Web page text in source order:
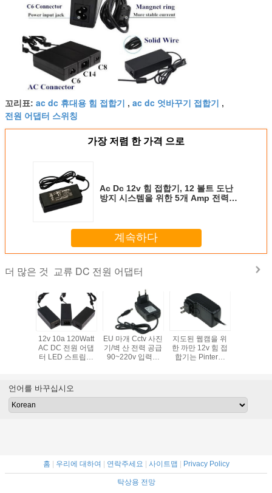
꼬리표: ac dc 휴대용 힘 접합기 , ac dc 엇바꾸기 접합기 ,
전원 어댑터 스위칭
가장 저렴 한 가격 으로
Ac Dc 12v 힘 접합기, 12 볼트 도난
방지 시스템을 위한 5개 Amp 전력
계속하다
더 많은 것 교류 DC 전원 어댑터
CCTV
용
12v 10a 120Watt
AC DC 전원 어댑
터 LED 스트립용
CCTV 카메라
EU 마개 Cctv 사진
기/벽 산 전력 공급
90~220v 입력을
지도된 웹캠을 위
한 까만 12v 힘 접
합기는 Pinter의
언어를 바꾸십시오
홈 | 우리에 대하여 | 연락주세요 | 사이트맵 | Privacy Policy
탁상용 전망